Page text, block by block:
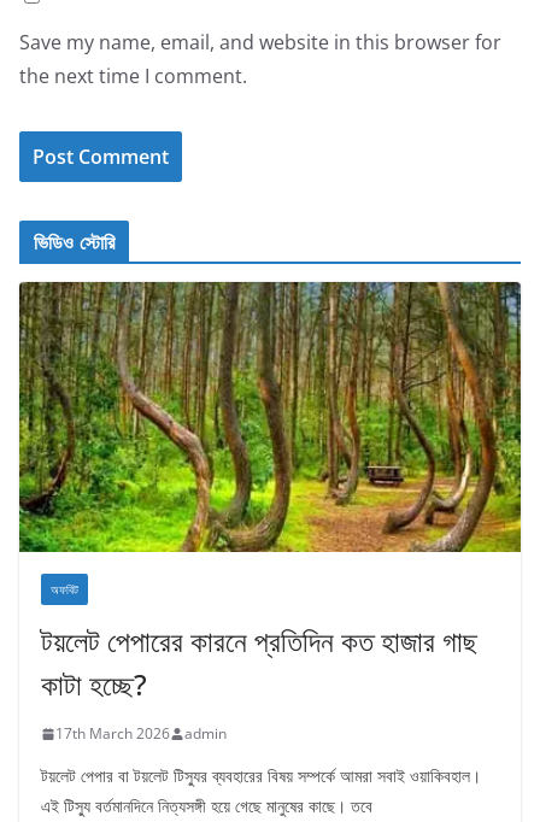
Save my name, email, and website in this browser for
the next time I comment.
ভিডিও স্টোরি
অফবিট
টয়লেট পেপারের কারনে প্রতিদিন কত হাজার গাছ
কাটা হচ্ছে?
17th March 2026 admin
টয়লেট পেপার বা টয়লেট টিস্যুর ব্যবহারের বিষয় সম্পর্কে আমরা সবাই ওয়াকিবহাল।
এই টিস্যু বর্তমানদিনে নিত্যসঙ্গী হয়ে গেছে মানুষের কাছে। তবে